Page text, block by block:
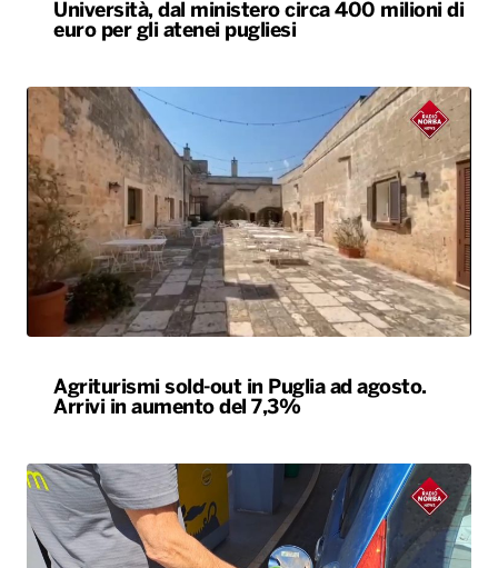
Università, dal ministero circa 400 milioni di
euro per gli atenei pugliesi
Agriturismi sold-out in Puglia ad agosto.
Arrivi in aumento del 7,3%